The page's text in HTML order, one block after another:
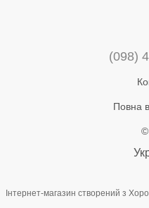
(098)
Повна
©
Інтернет-магазин створений з